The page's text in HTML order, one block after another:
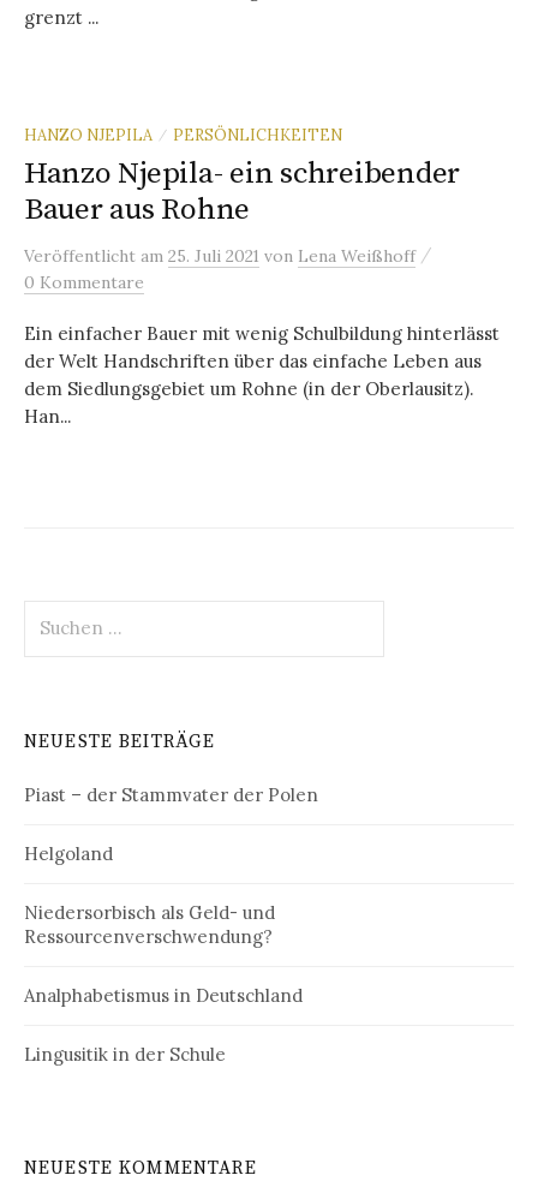
grenzt ...
HANZO NJEPILA / PERSÖNLICHKEITEN
Hanzo Njepila- ein schreibender
Bauer aus Rohne
Veröffentlicht am 25. Juli 2021 von Lena Weißhoff /
0 Kommentare
Ein einfacher Bauer mit wenig Schulbildung hinterlässt
der Welt Handschriften über das einfache Leben aus
dem Siedlungsgebiet um Rohne (in der Oberlausitz).
Han...
nach:
NEUESTE BEITRÄGE
Piast – der Stammvater der Polen
Helgoland
Niedersorbisch als Geld- und
Ressourcenverschwendung?
Analphabetismus in Deutschland
Lingusitik in der Schule
NEUESTE KOMMENTARE